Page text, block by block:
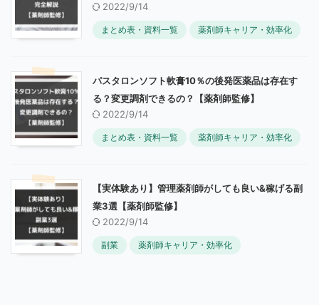
2022/9/14
まとめ表・資料一覧 薬剤師キャリア・効率化
パスタロンソフト軟膏10％の後発医薬品は存在す
る？変更調剤できるの？【薬剤師監修】
2022/9/14
まとめ表・資料一覧 薬剤師キャリア・効率化
【実体験あり】管理薬剤師がしても良い&稼げる副
業3選【薬剤師監修】
2022/9/14
副業 薬剤師キャリア・効率化